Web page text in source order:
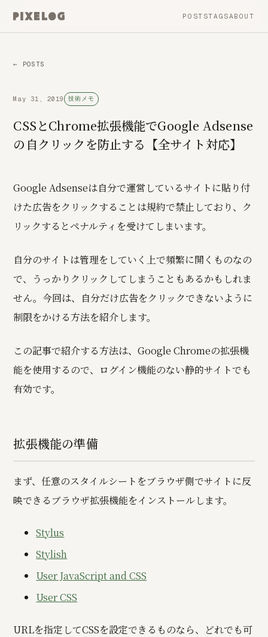
POSTSTAGSABOUT
← POSTS
May 31, 2019 技術メモ
CSSとChrome拡張機能でGoogle Adsense
の自クリックを防止する【全サイト対応】
Google Adsenseは自分で運営しているサイトに貼り付
けた広告をクリックすることは規約で禁止しており、ク
リックするとペナルティを受けてしまいます。
自分のサイトは管理をしていく上で頻繁に開くものなの
で、うっかりクリックしてしまうこともあるかもしれま
せん。今回は、自分だけ広告をクリックできないように
制限をかける方法を紹介します。
この記事で紹介する方法は、Google Chromeの拡張機
能を使用するので、ログイン機能のない静的サイトでも
有効です。
拡張機能の準備
まず、任意のスタイルシートをブラウザ側でサイトに反
映できるブラウザ拡張機能をインストールします。
Stylus
Stylish
User JavaScript and CSS
User CSS
URLを指定してCSSを設定できるものなら、どれでも可